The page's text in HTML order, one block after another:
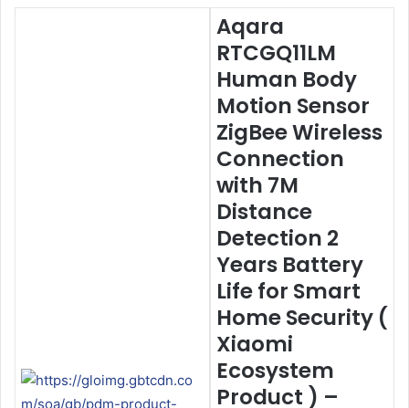
Aqara
RTCGQ11LM
Human Body
Motion Sensor
ZigBee Wireless
Connection
with 7M
Distance
Detection 2
Years Battery
Life for Smart
Home Security (
Xiaomi
Ecosystem
Product ) –